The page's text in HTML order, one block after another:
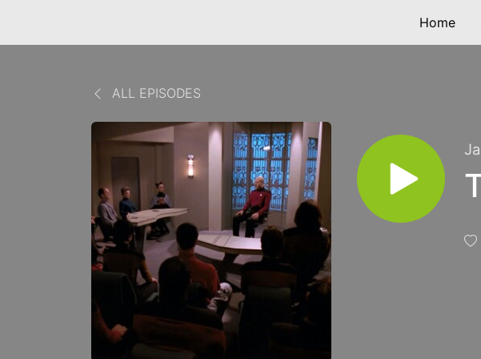
Home
ALL EPISODES